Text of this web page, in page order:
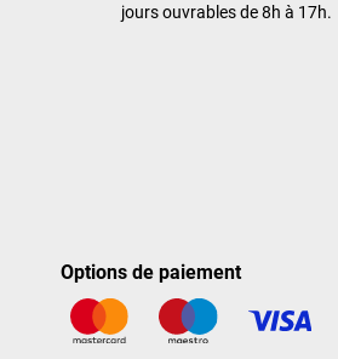
jours ouvrables de 8h à 17h.
Options de paiement